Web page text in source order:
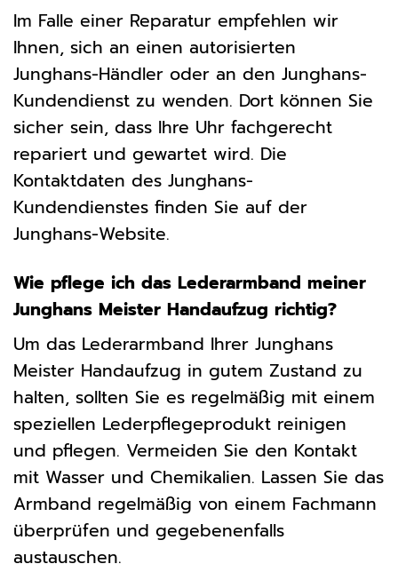
Im Falle einer Reparatur empfehlen wir
Ihnen, sich an einen autorisierten
Junghans-Händler oder an den Junghans-
Kundendienst zu wenden. Dort können Sie
sicher sein, dass Ihre Uhr fachgerecht
repariert und gewartet wird. Die
Kontaktdaten des Junghans-
Kundendienstes finden Sie auf der
Junghans-Website.
Wie pflege ich das Lederarmband meiner
Junghans Meister Handaufzug richtig?
Um das Lederarmband Ihrer Junghans
Meister Handaufzug in gutem Zustand zu
halten, sollten Sie es regelmäßig mit einem
speziellen Lederpflegeprodukt reinigen
und pflegen. Vermeiden Sie den Kontakt
mit Wasser und Chemikalien. Lassen Sie das
Armband regelmäßig von einem Fachmann
überprüfen und gegebenenfalls
austauschen.